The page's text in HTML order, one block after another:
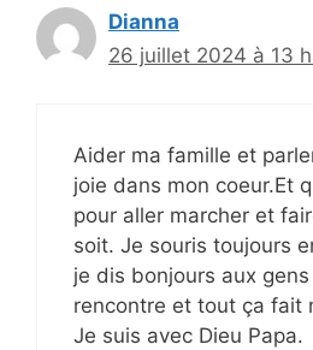
Dianna
26 juillet 2024 à 13
Aider ma famille et
joie dans mon coeur.Et
pour aller marcher et
soit. Je souris toujours
je dis bonjours aux
rencontre et tout ça fait
Je suis avec Dieu Papa.